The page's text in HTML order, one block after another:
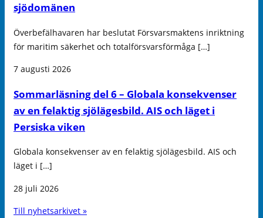
sjödomänen
Överbefälhavaren har beslutat Försvarsmaktens inriktning
för maritim säkerhet och totalförsvarsförmåga […]
7 augusti 2026
Sommarläsning del 6 – Globala konsekvenser
av en felaktig sjölägesbild. AIS och läget i
Persiska viken
Globala konsekvenser av en felaktig sjölägesbild. AIS och
läget i […]
28 juli 2026
Till nyhetsarkivet »